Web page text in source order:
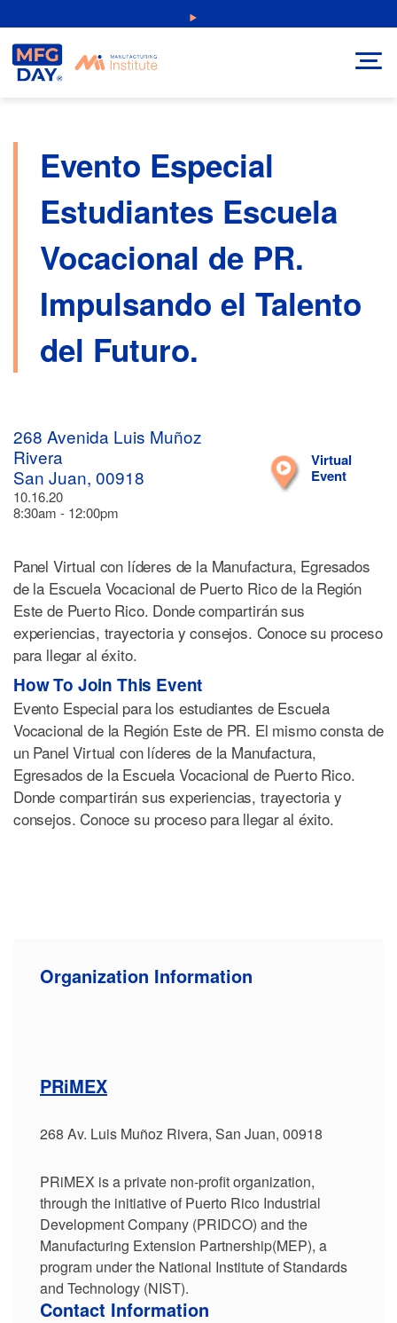
NEW: Explore Resources for Job and Career Pathways!
to
content
Evento Especial
Estudiantes Escuela
Vocacional de PR.
Impulsando el Talento
del Futuro.
268 Avenida Luis Muñoz
Rivera
San Juan, 00918
10.16.20
8:30am - 12:00pm
Virtual
Event
Panel Virtual con líderes de la Manufactura, Egresados
de la Escuela Vocacional de Puerto Rico de la Región
Este de Puerto Rico. Donde compartirán sus
experiencias, trayectoria y consejos. Conoce su proceso
para llegar al éxito.
How To Join This Event
Evento Especial para los estudiantes de Escuela
Vocacional de la Región Este de PR. El mismo consta de
un Panel Virtual con líderes de la Manufactura,
Egresados de la Escuela Vocacional de Puerto Rico.
Donde compartirán sus experiencias, trayectoria y
consejos. Conoce su proceso para llegar al éxito.
Organization Information
PRiMEX
268 Av. Luis Muñoz Rivera, San Juan, 00918
PRiMEX is a private non-profit organization,
through the initiative of Puerto Rico Industrial
Development Company (PRIDCO) and the
Manufacturing Extension Partnership(MEP), a
program under the National Institute of Standards
and Technology (NIST).
Contact Information